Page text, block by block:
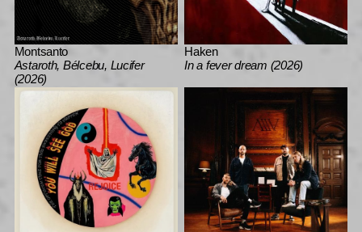
Montsanto
Astaroth, Bélcebu, Lucifer
(2026)
Haken
In a fever dream (2026)